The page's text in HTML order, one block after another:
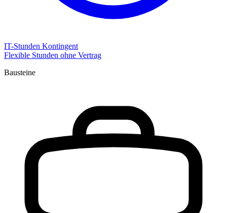
IT-Stunden Kontingent
Flexible Stunden ohne Vertrag
Bausteine